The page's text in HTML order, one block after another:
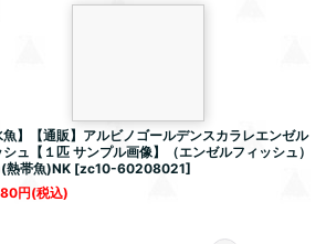
魚】【通販】アルビノゴールデンスカラレエンゼル
シュ【１匹 サンプル画像】（エンゼルフィッシュ）
熱帯魚)NK [zc10-60208021]
円(税込)